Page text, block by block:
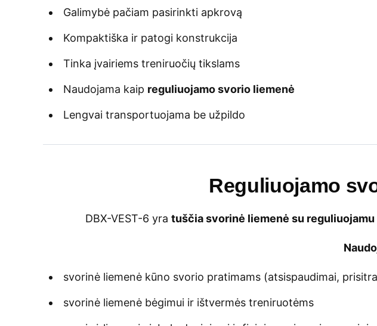
Galimybė pačiam pasirinkti apkrovą
Kompaktiška ir patogi konstrukcija
Tinka įvairiems treniruočių tikslams
Naudojama kaip reguliuojamo svorio liemenė
Lengvai transportuojama be užpildo
Reguliuojamo
DBX-VEST-6 yra tuščia svorinė liemenė su
svorinė liemenė kūno svorio pratimams (atsispaudimai,
svorinė liemenė bėgimui ir ištvermės treniruotėms